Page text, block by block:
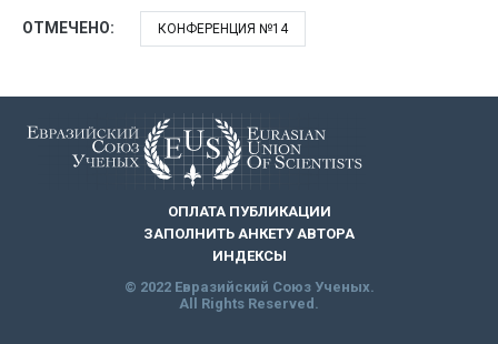
ОТМЕЧЕНО: КОНФЕРЕНЦИЯ №14
ОПЛАТА ПУБЛИКАЦИИ
ЗАПОЛНИТЬ АНКЕТУ АВТОРА
ИНДЕКСЫ
© 2022 Евразийский Союз Ученых.
All Rights Reserved.